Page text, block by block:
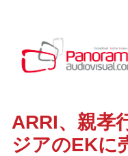
ARRI、親孝
ジアのEKに